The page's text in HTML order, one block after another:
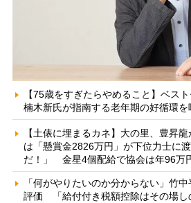
【75歳をすぎたらやめること】ベス
楠木新氏が指南する老年期の好循環
【土俵に埋まるカネ】大の里、豊昇
は「懸賞金2826万円」が下位力士に
だ！」 金星4個配給で協会は年96万
「何がやりたいのか分からない」竹
評価 「給付付き税額控除はその場し